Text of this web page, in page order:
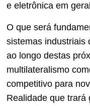
e eletrônica em
O que será
sistemas industriais
ao longo destas
multilateralismo
competitivo para
Realidade que trará